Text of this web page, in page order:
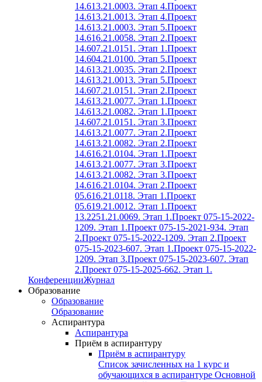
14.613.21.0003. Этап 4.Проект
14.613.21.0013. Этап 4.Проект
14.613.21.0003. Этап 5.Проект
14.616.21.0058. Этап 2.Проект
14.607.21.0151. Этап 1.Проект
14.604.21.0100. Этап 5.Проект
14.613.21.0035. Этап 2.Проект
14.613.21.0013. Этап 5.Проект
14.607.21.0151. Этап 2.Проект
14.613.21.0077. Этап 1.Проект
14.613.21.0082. Этап 1.Проект
14.607.21.0151. Этап 3.Проект
14.613.21.0077. Этап 2.Проект
14.613.21.0082. Этап 2.Проект
14.616.21.0104. Этап 1.Проект
14.613.21.0077. Этап 3.Проект
14.613.21.0082. Этап 3.Проект
14.616.21.0104. Этап 2.Проект
05.616.21.0118. Этап 1.Проект
05.619.21.0012. Этап 1.Проект
13.2251.21.0069. Этап 1.Проект 075-15-2022-
1209. Этап 1.Проект 075-15-2021-934. Этап
2.Проект 075-15-2022-1209. Этап 2.Проект
075-15-2023-607. Этап 1.Проект 075-15-2022-
1209. Этап 3.Проект 075-15-2023-607. Этап
2.Проект 075-15-2025-662. Этап 1.
КонференцииЖурнал
Образование
Образование
Образование
Аспирантура
Аспирантура
Приём в аспирантуру
Приём в аспирантуру
Список зачисленных на 1 курс и
обучающихся в аспирантуре Основной